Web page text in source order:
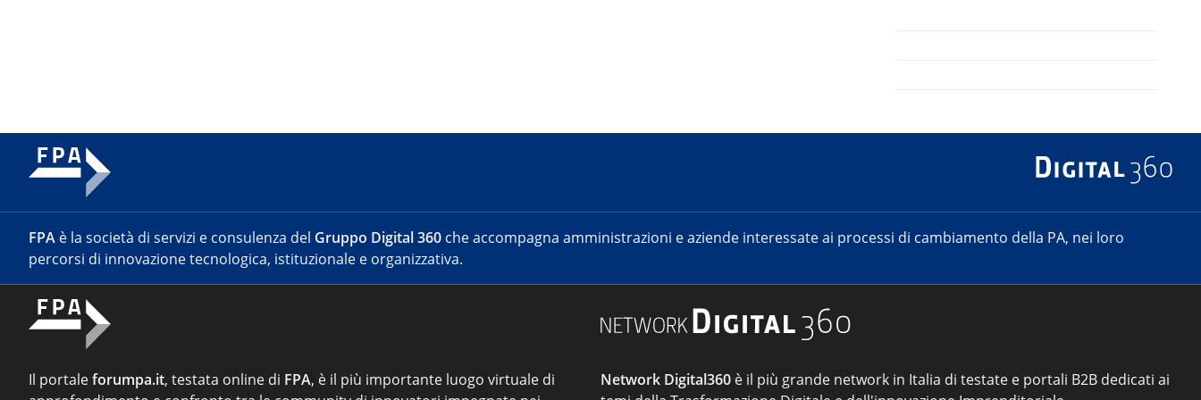
FPA è la società di servizi e consulenza del Gruppo Digital 360 che accompagna amministrazioni e aziende interessate ai processi di cambiamento della PA, nei loro
percorsi di innovazione tecnologica, istituzionale e organizzativa.
Il portaleforumpa.it, testata online di FPA, è il più importante luogo virtuale di
Network Digital360 è il più grande network in Italia di testate e portali B2B dedicati ai